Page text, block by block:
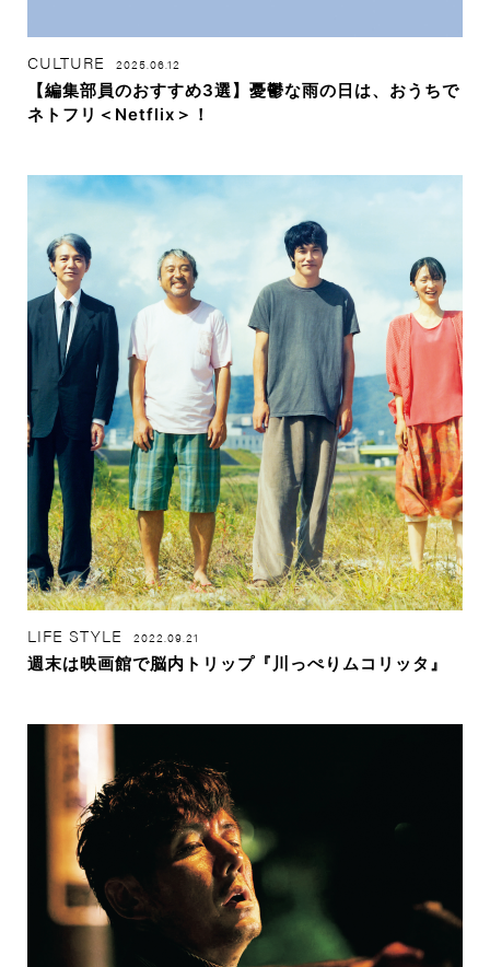
CULTURE 2025.06.12
【編集部員のおすすめ3選】憂鬱な雨の日は、おうちで
ネトフリ＜Netflix＞！
LIFE STYLE 2022.09.21
週末は映画館で脳内トリップ『川っぺりムコリッタ』